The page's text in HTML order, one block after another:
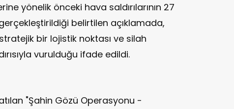
yönelik önceki hava saldırılarının 27
belirtilen açıklamada,
bir lojistik noktası ve silah
vurulduğu ifade edildi.
"Şahin Gözü Operasyonu -